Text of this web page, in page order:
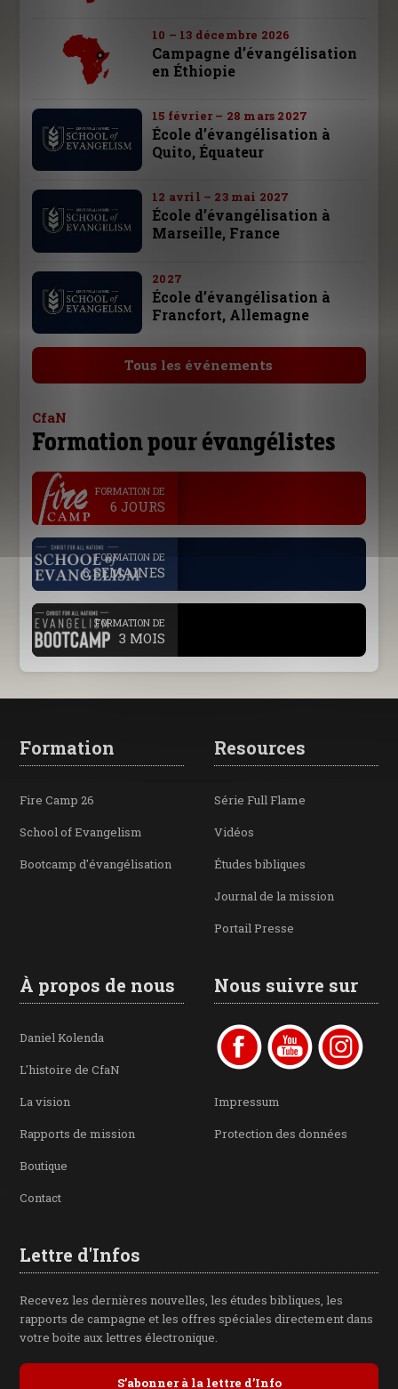
10 – 13 décembre 2026
Campagne d’évangélisation
en Éthiopie
15 février – 28 mars 2027
École d’évangélisation à
Quito, Équateur
12 avril – 23 mai 2027
École d’évangélisation à
Marseille, France
2027
École d’évangélisation à
Francfort, Allemagne
Tous les événements
CfaN
Formation pour évangélistes
FORMATION DE
6 JOURS
FORMATION DE
6 SEMAINES
. FORMATION DE
3 MOIS
Formation
Fire Camp 26
School of Evangelism
Bootcamp d'évangélisation
Resources
Série Full Flame
Vidéos
Études bibliques
Journal de la mission
Portail Presse
À propos de nous
Daniel Kolenda
L'histoire de CfaN
La vision
Rapports de mission
Boutique
Contact
Nous suivre sur
Impressum
Protection des données
Lettre d'Infos
Recevez les dernières nouvelles, les études bibliques, les
rapports de campagne et les offres spéciales directement dans
votre boite aux lettres électronique.
S’abonner à la lettre d’Info